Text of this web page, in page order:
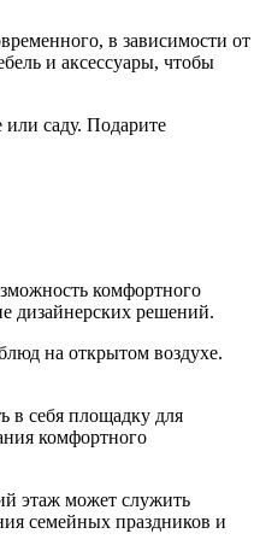
в зависимости от
и аксессуары, чтобы
саду. Подарите
комфортного
дизайнерских решений.
на открытом воздухе.
в себя площадку для
комфортного
этаж может служить
семейных праздников и